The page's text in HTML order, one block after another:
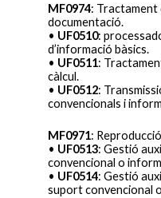
MF0974: Tractament
documentació.
• UF0510:
d’informació bàsics.
• UF0511:
càlcul.
• UF0512:
convencionals i
MF0971:
• UF0513: Gestió
convencional o
• UF0514: Gestió
suport convencional